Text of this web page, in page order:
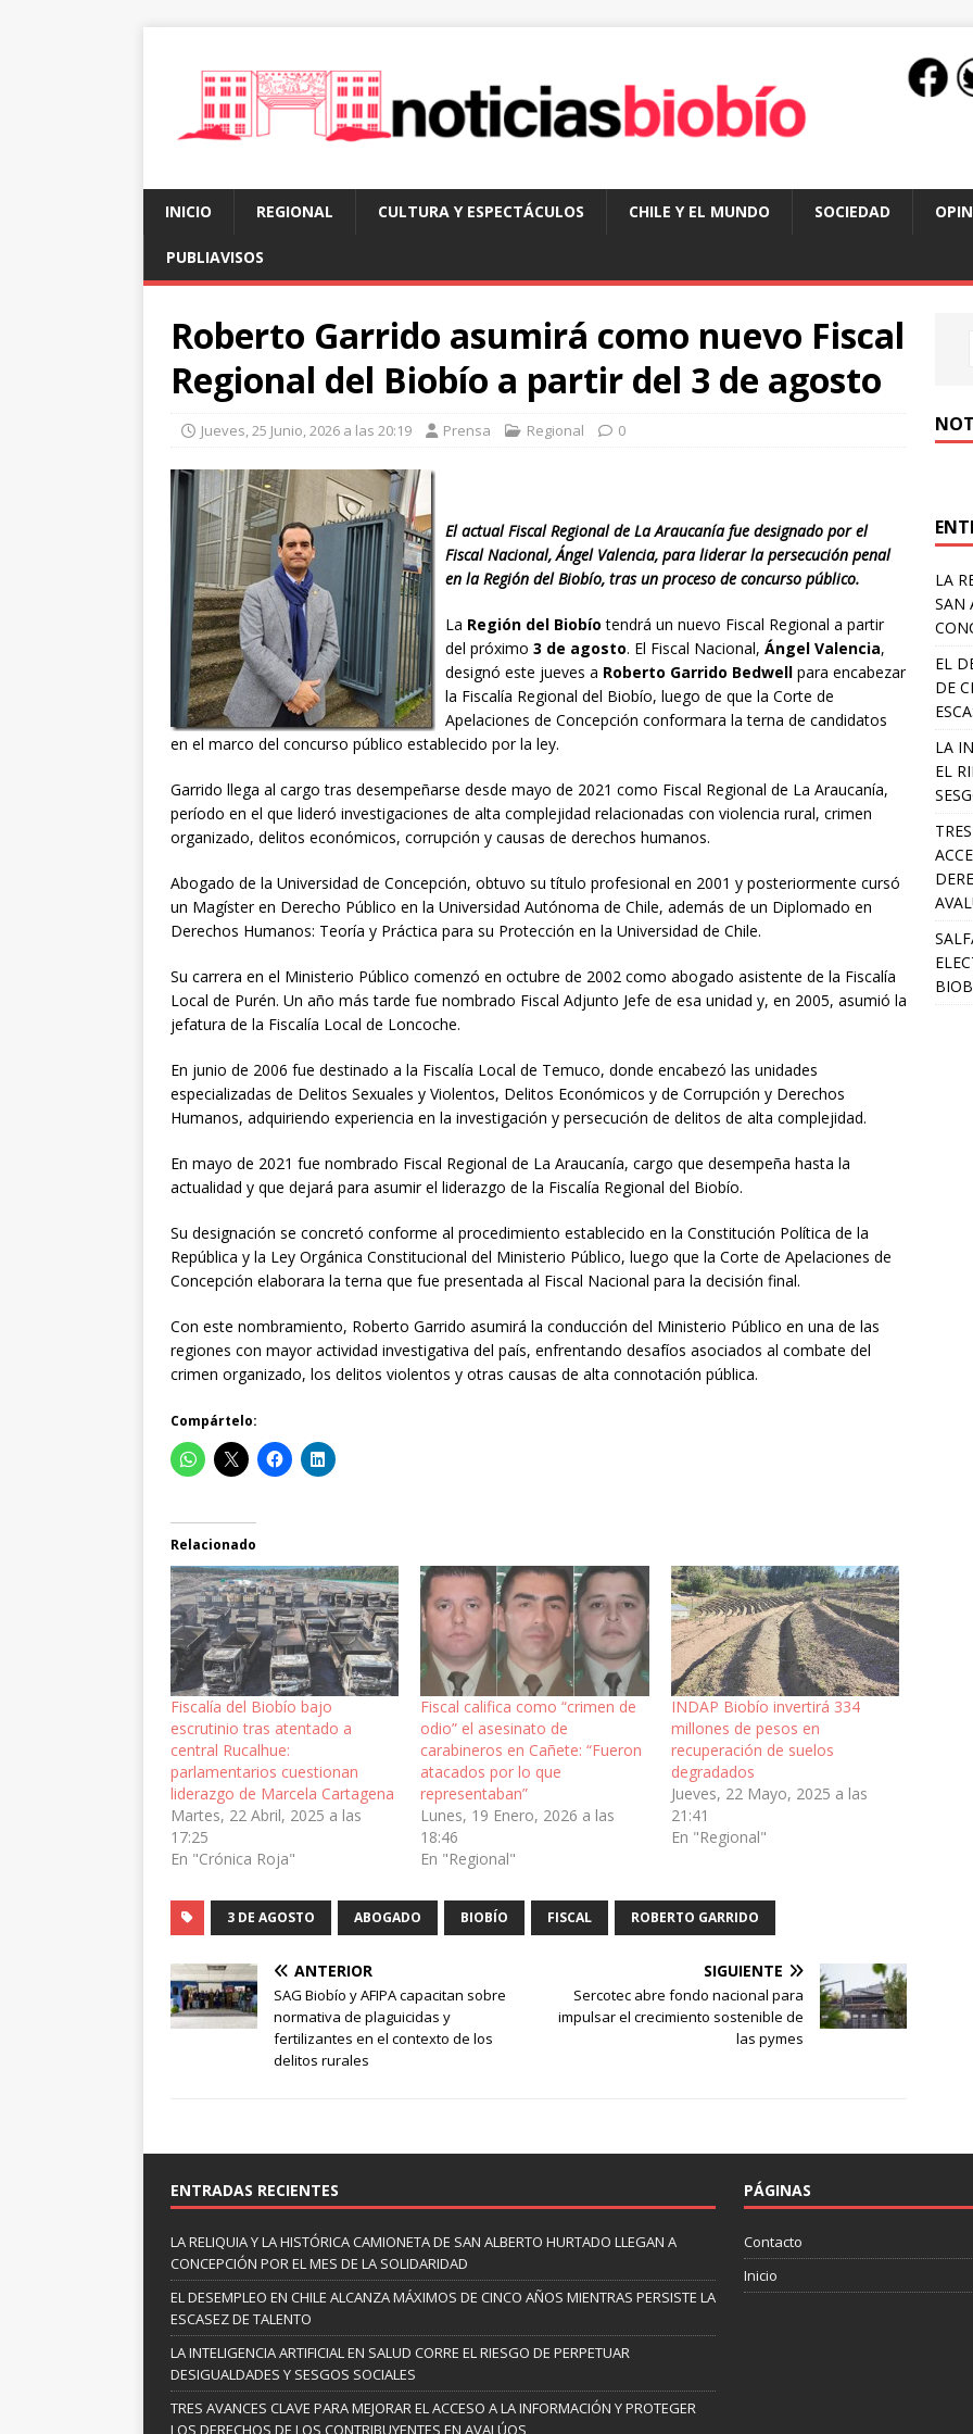
INICIO REGIONAL CULTURA Y ESPECTÁCULOS CHILE Y EL MUNDO SOCIEDAD
PUBLIAVISOS
Roberto Garrido asumirá como nuevo Fiscal
Regional del Biobío a partir del 3 de agosto
Jueves, 25 Junio, 2026 a las 20:19 Prensa Regional 0
El actual Fiscal Regional de La Araucanía fue designado por el
Fiscal Nacional, Ángel Valencia, para liderar la persecución penal
en la Región del Biobío, tras un proceso de concurso público.
La Región del Biobío tendrá un nuevo Fiscal Regional a partir
del próximo 3 de agosto. El Fiscal Nacional, Ángel Valencia,
designó este jueves a Roberto Garrido Bedwell para encabezar
la Fiscalía Regional del Biobío, luego de que la Corte de
Apelaciones de Concepción conformara la terna de candidatos
en el marco del concurso público establecido por la ley.
Garrido llega al cargo tras desempeñarse desde mayo de 2021 como Fiscal Regional de La Araucanía,
período en el que lideró investigaciones de alta complejidad relacionadas con violencia rural, crimen
organizado, delitos económicos, corrupción y causas de derechos humanos.
Abogado de la Universidad de Concepción, obtuvo su título profesional en 2001 y posteriormente cursó
un Magíster en Derecho Público en la Universidad Autónoma de Chile, además de un Diplomado en
Derechos Humanos: Teoría y Práctica para su Protección en la Universidad de Chile.
Su carrera en el Ministerio Público comenzó en octubre de 2002 como abogado asistente de la Fiscalía
Local de Purén. Un año más tarde fue nombrado Fiscal Adjunto Jefe de esa unidad y, en 2005, asumió la
jefatura de la Fiscalía Local de Loncoche.
En junio de 2006 fue destinado a la Fiscalía Local de Temuco, donde encabezó las unidades
especializadas de Delitos Sexuales y Violentos, Delitos Económicos y de Corrupción y Derechos
Humanos, adquiriendo experiencia en la investigación y persecución de delitos de alta complejidad.
En mayo de 2021 fue nombrado Fiscal Regional de La Araucanía, cargo que desempeña hasta la
actualidad y que dejará para asumir el liderazgo de la Fiscalía Regional del Biobío.
Su designación se concretó conforme al procedimiento establecido en la Constitución Política de la
República y la Ley Orgánica Constitucional del Ministerio Público, luego que la Corte de Apelaciones de
Concepción elaborara la terna que fue presentada al Fiscal Nacional para la decisión final.
Con este nombramiento, Roberto Garrido asumirá la conducción del Ministerio Público en una de las
regiones con mayor actividad investigativa del país, enfrentando desafíos asociados al combate del
crimen organizado, los delitos violentos y otras causas de alta connotación pública.
Compártelo:
Relacionado
Fiscalía del Biobío bajo
escrutinio tras atentado a
central Rucalhue:
parlamentarios cuestionan
liderazgo de Marcela Cartagena
Martes, 22 Abril, 2025 a las
17:25
En "Crónica Roja"
Fiscal califica como “crimen de
odio” el asesinato de
carabineros en Cañete: “Fueron
atacados por lo que
representaban”
Lunes, 19 Enero, 2026 a las
18:46
En "Regional"
INDAP Biobío invertirá 334
millones de pesos en
recuperación de suelos
degradados
Jueves, 22 Mayo, 2025 a las
21:41
En "Regional"
3 DE AGOSTO ABOGADO BIOBÍO FISCAL ROBERTO GARRIDO
ANTERIOR
SAG Biobío y AFIPA capacitan sobre
normativa de plaguicidas y
fertilizantes en el contexto de los
delitos rurales
SIGUIENTE
Sercotec abre fondo nacional para
impulsar el crecimiento sostenible de
las pymes
LA
SAN
EL
DE
LA
EL
ENTRADAS RECIENTES
LA RELIQUIA Y LA HISTÓRICA CAMIONETA DE SAN ALBERTO HURTADO LLEGAN A
CONCEPCIÓN POR EL MES DE LA SOLIDARIDAD
EL DESEMPLEO EN CHILE ALCANZA MÁXIMOS DE CINCO AÑOS MIENTRAS PERSISTE LA
ESCASEZ DE TALENTO
LA INTELIGENCIA ARTIFICIAL EN SALUD CORRE EL RIESGO DE PERPETUAR
DESIGUALDADES Y SESGOS SOCIALES
TRES AVANCES CLAVE PARA MEJORAR EL ACCESO A LA INFORMACIÓN Y PROTEGER
LOS DERECHOS DE LOS CONTRIBUYENTES EN AVALÚOS
PÁGINAS
Contacto
Inicio